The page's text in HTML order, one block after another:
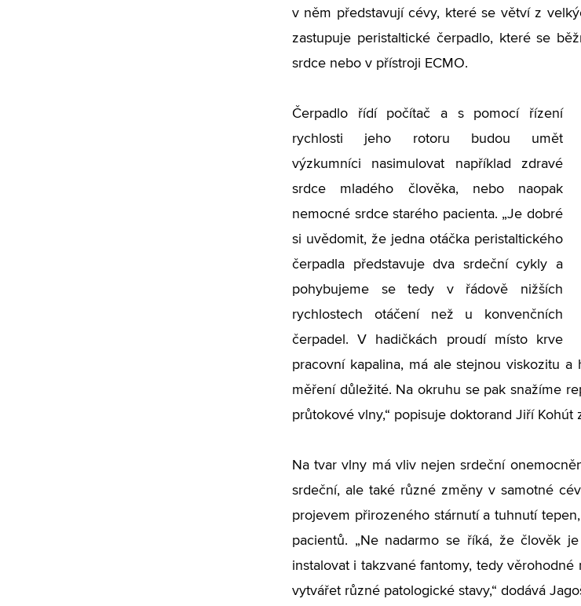
v něm představují cévy, které se větví z
zastupuje peristaltické čerpadlo, které se
srdce nebo v přístroji ECMO.
Čerpadlo řídí počítač a s pomocí řízení
rychlosti jeho rotoru budou umět
výzkumníci nasimulovat například zdravé
srdce mladého člověka, nebo naopak
nemocné srdce starého pacienta. „Je dobré
si uvědomit, že jedna otáčka peristaltického
čerpadla představuje dva srdeční cykly a
pohybujeme se tedy v řádově nižších
rychlostech otáčení než u konvenčních
čerpadel. V hadičkách proudí místo krve
pracovní kapalina, má ale stejnou viskozitu
měření důležité. Na okruhu se pak snažíme
průtokové vlny,“ popisuje doktorand Jiří
Na tvar vlny má vliv nejen srdeční
srdeční, ale také různé změny v samotné
projevem přirozeného stárnutí a tuhnutí
pacientů. „Ne nadarmo se říká, že člověk
instalovat i takzvané fantomy, tedy
vytvářet různé patologické stavy,“ dodává